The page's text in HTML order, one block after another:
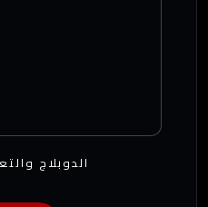
الدوبلاج